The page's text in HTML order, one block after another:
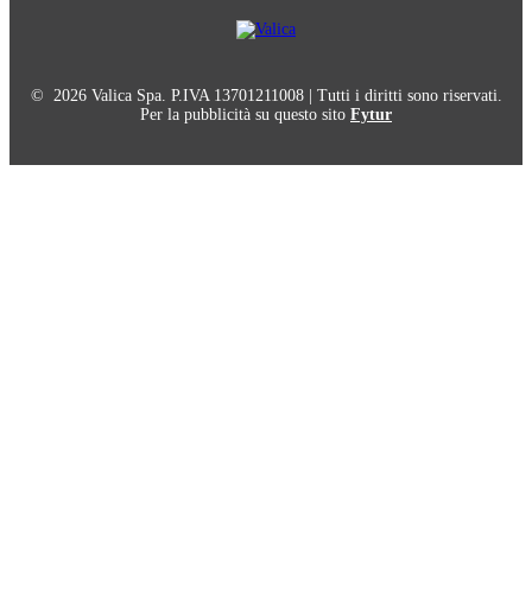
© 2026 Valica Spa. P.IVA 13701211008 | Tutti i diritti sono riservati.
Per la pubblicità su questo sito Fytur